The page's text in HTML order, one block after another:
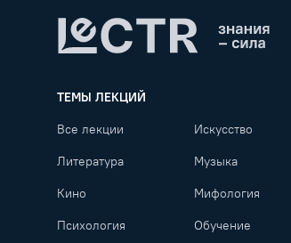
ТЕМЫ ЛЕКЦИЙ
Все лекции Искусство
Литература Музыка
Кино Мифология
Психология Обучение